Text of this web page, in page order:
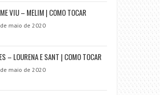
VIU – MELIM | COMO TOCAR
maio de 2020
– LOURENA E SANT | COMO TOCAR
maio de 2020